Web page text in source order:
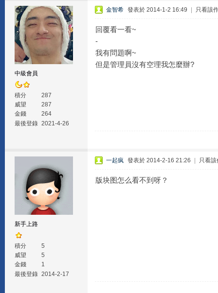
中級會員
積分
287
威望
287
金錢
264
最後登錄 2021-4-26
金智希 發表於 2014-1-2 16:49 只看該
回覆看一看~
-
我有問題啊~
但是管理員沒有空理我怎麼辦?
新手上路
積分
5
威望
5
金錢
1
最後登錄 2014-2-17
一起疯 發表於 2014-2-16 21:26 只看該
版块图怎么看不到呀？